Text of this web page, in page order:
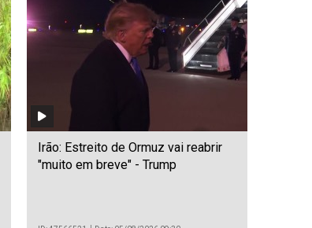
Irão: Estreito de Ormuz vai reabrir
"muito em breve" - Trump